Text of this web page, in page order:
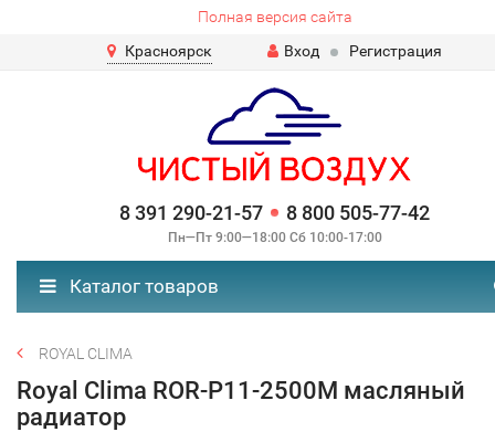
Полная версия сайта
Красноярск
Вход Регистрация
8 391 290-21-57 8 800 505-77-42
Пн—Пт 9:00—18:00 Сб 10:00-17:00
Каталог товаров
ROYAL CLIMA
Royal Clima ROR-P11-2500M масляный
радиатор